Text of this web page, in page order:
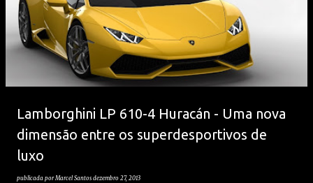
Lamborghini LP 610-4 Huracán - Uma nova
dimensão entre os superdesportivos de
luxo
publicada porMarcel Santos dezembro 27, 2013